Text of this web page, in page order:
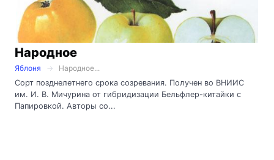
Народное
Яблоня
Народное...
Сорт позднелетнего срока созревания. Получен во ВНИИС
им. И. В. Мичурина от гибридизации Бельфлер-китайки с
Папировкой. Авторы со...